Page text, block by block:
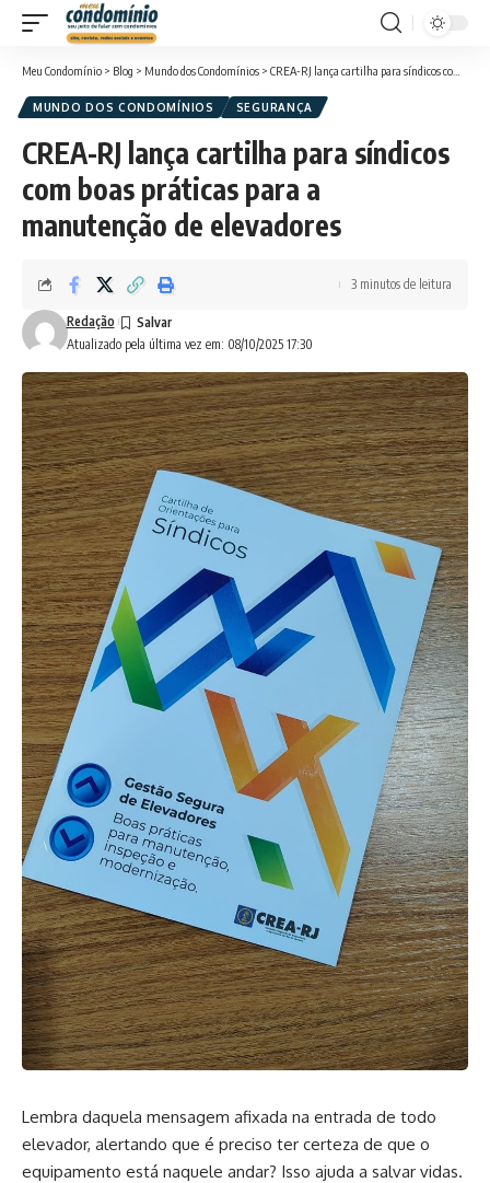
Meu Condomínio > Blog > Mundo dos Condomínios > CREA-RJ lança cartilha para síndicos com boas práticas para a manutenção de elevadores
MUNDO DOS CONDOMÍNIOS SEGURANÇA
CREA-RJ lança cartilha para síndicos
com boas práticas para a
manutenção de elevadores
Atualizado pela última vez em: 08/10/2025 17:30
Redação
3 minutos de leitura
Lembra daquela mensagem afixada na entrada de todo
elevador, alertando que é preciso ter certeza de que o
equipamento está naquele andar? Isso ajuda a salvar vidas.